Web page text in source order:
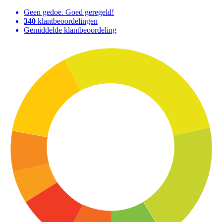
Geen gedoe. Goed geregeld!
340 klantbeoordelingen
Gemiddelde klantbeoordeling